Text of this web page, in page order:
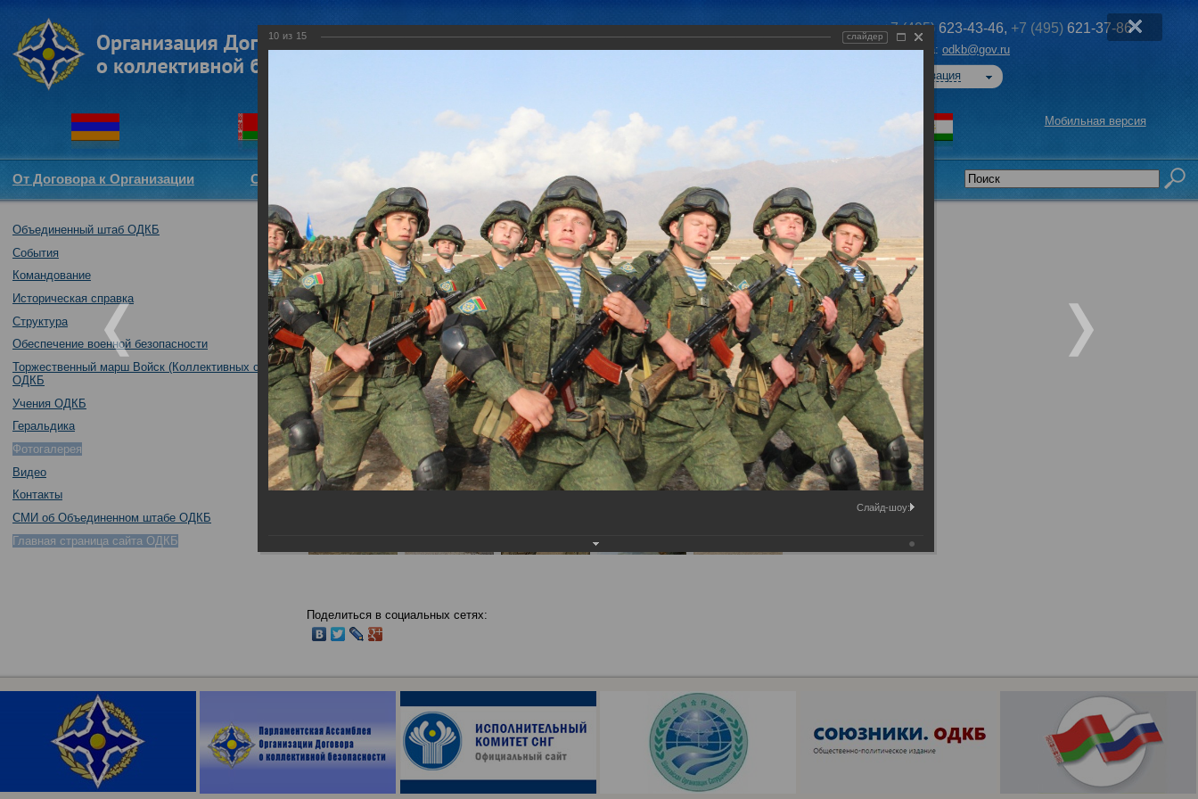
+7 (495) 623-43-46, +7 (495) 621-37-86
Эл. почта: odkb@gov.ru
Авторизация
Мобильная версия
От Договора к Организации Структура ОДКБ Документы Аналитика Приоритеты председательства
Объединенный штаб ОДКБ
События
Командование
Историческая справка
Структура
Обеспечение военной безопасности
Торжественный марш Войск (Коллективных сил)
ОДКБ
Учения ОДКБ
Геральдика
Фотогалерея
Видео
Контакты
СМИ об Объединенном штабе ОДКБ
Главная страница сайта ОДКБ
Коллективным силам оперативного реагирования (КСОР) ОДКБ исполнилось 10 лет
04.02.2019
Поделиться в социальных сетях:
10 из 15 слайдер
Слайд-шоу: